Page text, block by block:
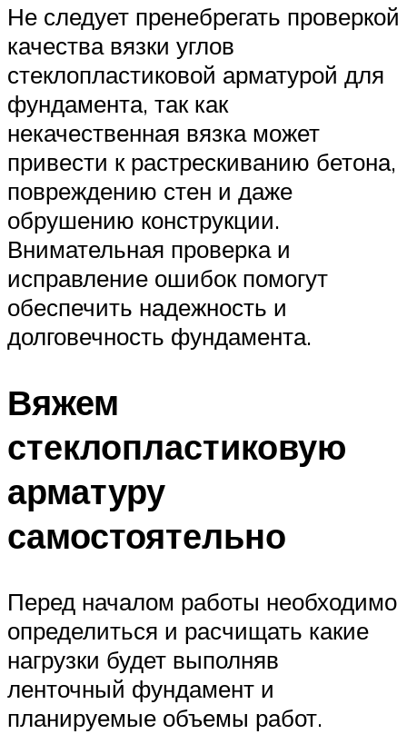
Не следует пренебрегать проверкой
качества вязки углов
стеклопластиковой арматурой для
фундамента, так как
некачественная вязка может
привести к растрескиванию бетона,
повреждению стен и даже
обрушению конструкции.
Внимательная проверка и
исправление ошибок помогут
обеспечить надежность и
долговечность фундамента.
Вяжем
стеклопластиковую
арматуру
самостоятельно
Перед началом работы необходимо
определиться и расчищать какие
нагрузки будет выполняв
ленточный фундамент и
планируемые объемы работ.